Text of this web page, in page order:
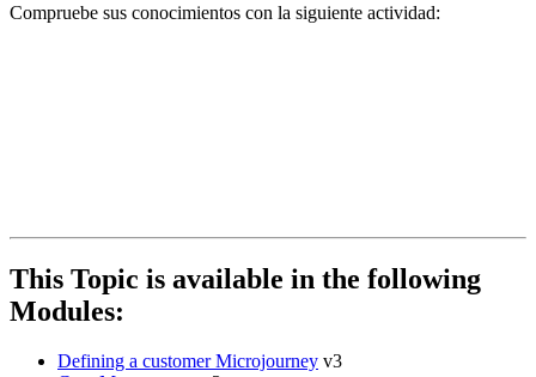
Compruebe sus conocimientos con la siguiente actividad:
This Topic is available in the following
Modules:
Defining a customer Microjourney v3